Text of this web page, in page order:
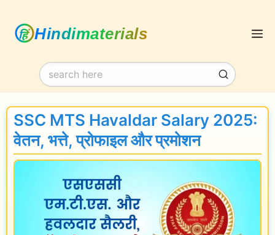
content
SSC MTS Havaldar Salary 2025:
वेतन, भत्ते, प्रोफाइल और प्रमोशन